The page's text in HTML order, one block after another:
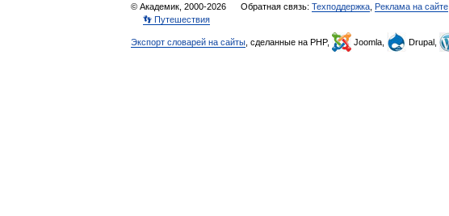
© Академик, 2000-2026 Обратная связь: Техподдержка Реклама на сайте
👣 Путешествия
Экспорт словарей на сайты , сделанные на PHP, Joomla, Drupal,